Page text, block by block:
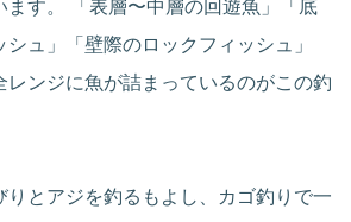
ます。 「表層〜中層の回遊魚」「底
ュ」「壁際のロックフィッシュ」
レンジに魚が詰まっているのがこの釣
りとアジを釣るもよし、カゴ釣りで一